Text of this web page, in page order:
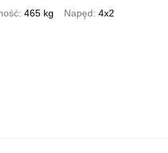
465 kg Napęd 4x2